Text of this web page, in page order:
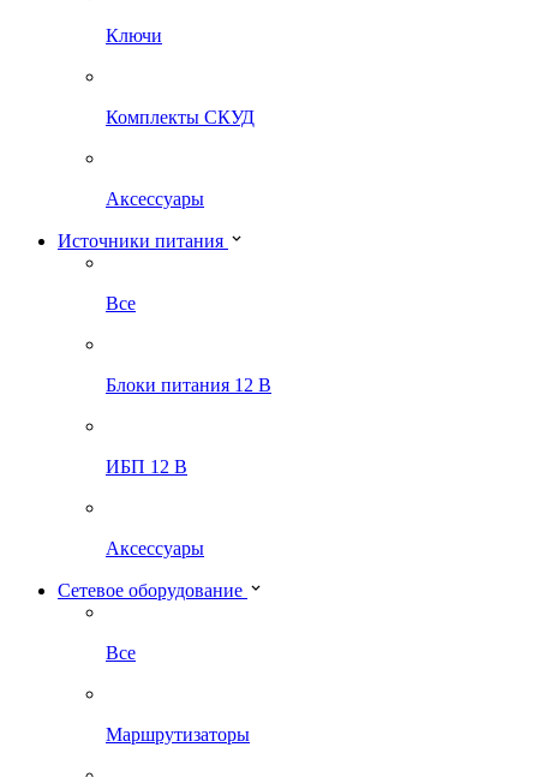
Ключи
Комплекты СКУД
Аксессуары
Источники питания
Все
Блоки питания 12 В
ИБП 12 В
Аксессуары
Сетевое оборудование
Все
Маршрутизаторы